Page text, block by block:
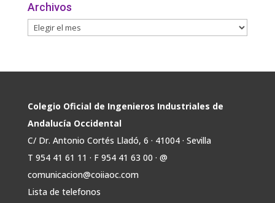
🤝 Contacto con profesionales y empresas.
💼
r
🏎️ Fórmula Gades, la escudería de la
@univcadiz, presenta el G26, un monoplaza
más ligero, sostenible y adaptado a la nueva
normativa de Formula Student 30 julio 2026.
En la presentación, que tuvo lugar este
miércoles, estuvieron presentes María Luisa
Bea, Presidenta delegada
Archivos
Colegio Oficial de Ingenieros Industriales de
Andalucía Occidental
C/ Dr. Antonio Cortés Lladó, 6 · 41004 · Sevilla
T 954 41 61 11 · F 954 41 63 00 · @
comunicacion@coiiaoc.com
Lista de telefonos